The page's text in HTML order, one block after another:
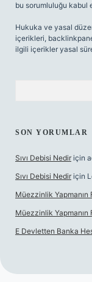
bu sorumluluğu kabul
Hukuka ve yasal
içerikleri,
ilgili içerikler yasal
SON YORUMLAR
Sıvı Debisi Nedir için
Sıvı Debisi Nedir için
Müezzinlik Yapmanın
Müezzinlik Yapmanın
E Devletten Banka